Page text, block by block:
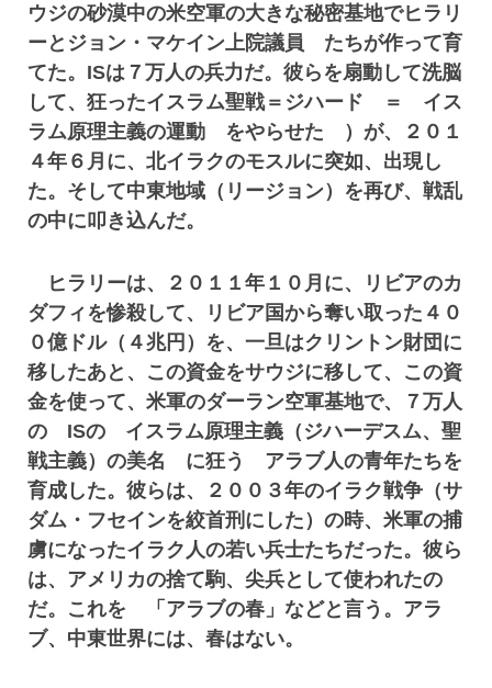
ウジの砂漠中の米空軍の大きな秘密基地でヒラリ
ーとジョン・マケイン上院議員 たちが作って育
てた。ISは７万人の兵力だ。彼らを扇動して洗脳
して、狂ったイスラム聖戦＝ジハード ＝ イス
ラム原理主義の運動 をやらせた ）が、２０１
４年６月に、北イラクのモスルに突如、出現し
た。そして中東地域（リージョン）を再び、戦乱
の中に叩き込んだ。
ヒラリーは、２０１１年１０月に、リビアのカ
ダフィを惨殺して、リビア国から奪い取った４０
０億ドル（４兆円）を、一旦はクリントン財団に
移したあと、この資金をサウジに移して、この資
金を使って、米軍のダーラン空軍基地で、７万人
の ISの イスラム原理主義（ジハーデスム、聖
戦主義）の美名 に狂う アラブ人の青年たちを
育成した。彼らは、２００３年のイラク戦争（サ
ダム・フセインを絞首刑にした）の時、米軍の捕
虜になったイラク人の若い兵士たちだった。彼ら
は、アメリカの捨て駒、尖兵として使われたの
だ。これを 「アラブの春」などと言う。アラ
ブ、中東世界には、春はない。